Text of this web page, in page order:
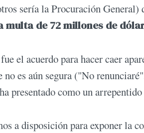
sería la Procuración
multa de 72 millones de
el acuerdo para hacer caer
no es aún segura ("No
presentado como un
a disposición para exponer la